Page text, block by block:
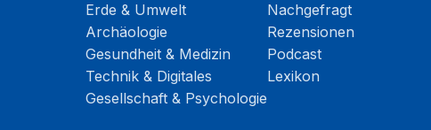
Erde & Umwelt
Archäologie
Gesundheit & Medizin
Technik & Digitales
Gesellschaft & Psychologie
Nachgefragt
Rezensionen
Podcast
Lexikon